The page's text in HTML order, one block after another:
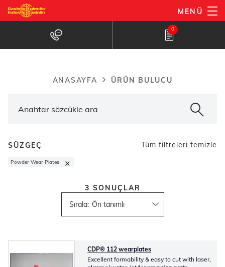
Ana
içeriğe
MENÜ
Ürün bulucu 0
ANASAYFA ÜRÜN BULUCU
SÜZGEÇ Tüm filtreleri temizle
Powder Wear Plates ×
Sırala:
3 SONUÇLAR
CDP® 112 wearplates
Excellent formability & easy to cut with laser,